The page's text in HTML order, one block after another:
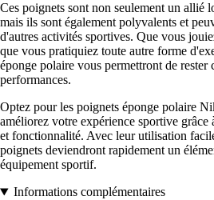
Ces poignets sont non seulement un allié
mais ils sont également polyvalents et
d'autres activités sportives. Que vous
que vous pratiquiez toute autre forme
éponge polaire vous permettront de rester
performances.
Optez pour les poignets éponge polaire
améliorez votre expérience sportive grâce
et fonctionnalité. Avec leur utilisation
poignets deviendront rapidement un
équipement sportif.
Informations complémentaires